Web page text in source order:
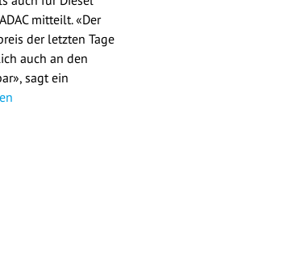
mitteilt. «Der
der letzten Tage
auch an den
sagt ein